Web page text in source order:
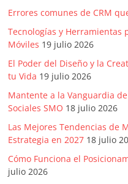
Colombia
y
sus
filiales
en
América
Latina
|
Una
estratégica
y
Errores comunes de CRM
Tecnologías y Herramientas
Móviles 19 julio 2026
El Poder del Diseño y la
tu Vida 19 julio 2026
Mantente a la Vanguardia
Sociales SMO 18 julio 2026
Las Mejores Tendencias de
Estrategia en 2027 18 julio
Cómo Funciona el
julio 2026